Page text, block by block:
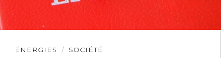
ÉNERGIES SOCIÉTÉ
Lire